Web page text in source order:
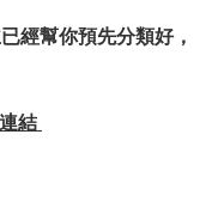
經幫你預先分類好，
結